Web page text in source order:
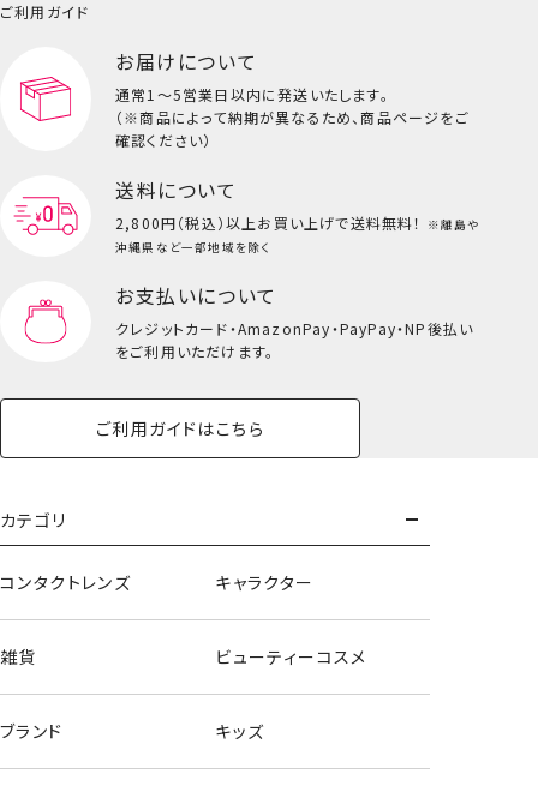
ご利用ガイド
お届けについて
通常1～5営業日以内に発送いたします。
（※商品によって納期が異なるため、商品ページをご
確認ください）
送料について
2,800円（税込）以上お買い上げで送料無料！
※離島や
沖縄県など一部地域を除く
お支払いについて
クレジットカード・AmazonPay・PayPay・NP後払い
をご利用いただけます。
ご利用ガイドはこちら
カテゴリ
コンタクトレンズ キャラクター
雑貨 ビューティーコスメ
ブランド キッズ